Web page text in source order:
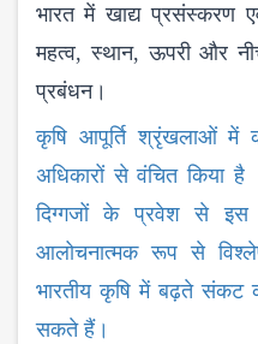
भारत में खाद्य प्रसंस्करण
महत्व,स्थान,ऊपरी और
प्रबंधन।
कृषि आपूर्ति श्रृंखलाओं में
अधिकारों से वंचित
दिग्गजों के प्रवेश से इस
आलोचनात्मक रूप से
भारतीय कृषि में बढ़ते
सकते हैं।